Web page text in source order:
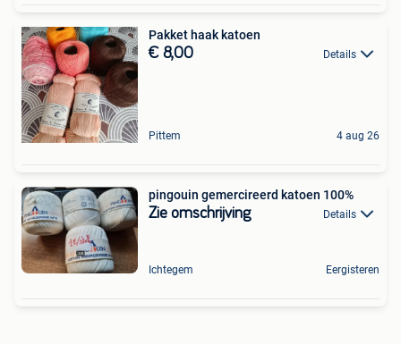
Pakket haak katoen
€ 8,00 Details
Pittem 4 aug 26
pingouin gemercireerd katoen 100%
Zie omschrijving Details
Ichtegem Eergisteren